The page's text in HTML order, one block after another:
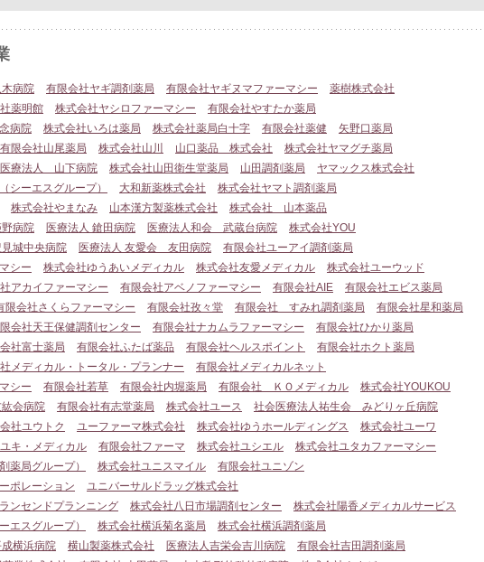
病院 有限会社ヤギ調剤薬局 有限会社ヤギヌマファーマシー
薬樹株式会社
薬明館 株式会社ヤシロファーマシー
有限会社やすたか薬局
病院
株式会社いろは薬局 株式会社薬局白十字 有限会社薬健
矢野口薬局
有限会社山尾薬局 株式会社山川 山口薬品 株式会社
株式会社ヤマグチ薬局
医療法人 山下病院 株式会社山田衛生堂薬局 山田調剤薬局
ヤマックス株式会社
シーエスグループ）
大和新薬株式会社
株式会社ヤマト調剤薬局
株式会社やまなみ 山本漢方製薬株式会社
株式会社 山本薬品
病院
医療法人 鎗田病院 医療法人和会 武蔵台病院
株式会社YOU
城中央病院
医療法人 友愛会 友田病院
有限会社ユーアイ調剤薬局
シー
株式会社ゆうあいメディカル 株式会社友愛メディカル
株式会社ユーウッド
アカイファーマシー 有限会社アベノファーマシー 有限会社AIE
有限会社エビス薬局
限会社さくらファーマシー 有限会社孜々堂 有限会社 すみれ調剤薬局
有限会社星和薬局
会社天王保健調剤センター 有限会社ナカムラファーマシー
有限会社ひかり薬局
社富士薬局 有限会社ふたば薬品 有限会社ヘルスポイント
有限会社ホクト薬局
メディカル・トータル・プランナー
有限会社メディカルネット
シー
有限会社若草 有限会社内堀薬局 有限会社 ＫＯメディカル
株式会社YOUKOU
会病院
有限会社有志堂薬局 株式会社ユース
社会医療法人祐生会 みどりヶ丘病院
社ユウトク ユーファーマ株式会社 株式会社ゆうホールディングス
株式会社ユーワ
キ・メディカル 有限会社ファーマ 株式会社ユシエル
株式会社ユタカファーマシー
薬局グループ）
株式会社ユニスマイル
有限会社ユニゾン
ポレーション
ユニバーサルドラッグ株式会社
ンセンドプランニング
株式会社八日市場調剤センター
株式会社陽香メディカルサービス
エスグループ）
株式会社横浜菊名薬局
株式会社横浜調剤薬局
横浜病院
横山製薬株式会社 医療法人吉栄会吉川病院
有限会社吉田調剤薬局